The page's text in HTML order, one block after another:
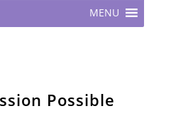
MENU
Possible